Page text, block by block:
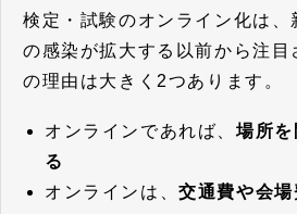
検定・試験のオンライン化は、
の感染が拡大する以前から注目
の理由は大きく2つあります。
オンラインであれば、 場所を
る
オンラインは、交通費や会